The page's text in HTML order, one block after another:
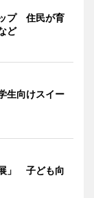
プ 住民が育
ど
生向けスイー
」 子ども向